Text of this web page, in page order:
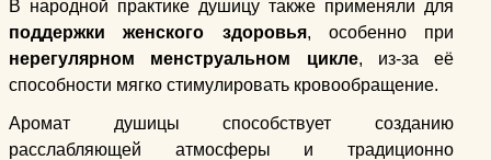
В народной практике душицу также применяли для
поддержки женского здоровья, особенно при
нерегулярном менструальном цикле, из-за её
способности мягко стимулировать кровообращение.
Аромат душицы способствует созданию
расслабляющей атмосферы и традиционно